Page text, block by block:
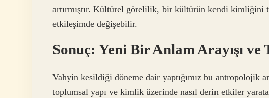
artırmıştır. Kültürel görelilik, bir kültürün kendi kimliğini
etkileşimde değişebilir.
Sonuç: Yeni Bir Anlam Arayışı ve
Vahyin kesildiği döneme dair yaptığımız bu antropolojik
toplumsal yapı ve kimlik üzerinde nasıl derin etkiler